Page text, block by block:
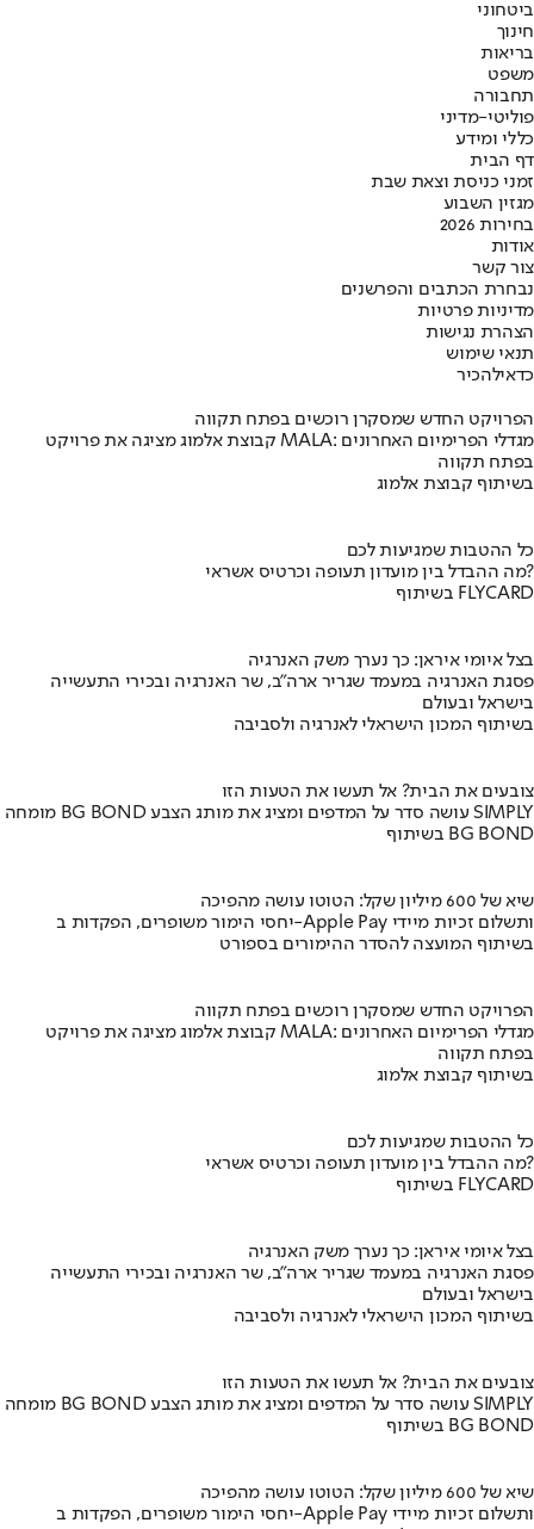
ביטחוני
חינוך
בריאות
משפט
תחבורה
פוליטי-מדיני
כללי ומידע
דף הבית
זמני כניסת וצאת שבת
מגזין השבוע
בחירות 2026
אודות
צור קשר
נבחרת הכתבים והפרשנים
מדיניות פרטיות
הצהרת נגישות
תנאי שימוש
כדאילהכיר
הפרויקט החדש שמסקרן רוכשים בפתח תקווה
קבוצת אלמוג מציגה את פרויקט MALA: מגדלי הפרימיום האחרונים
בפתח תקווה
בשיתוף קבוצת אלמוג
כל ההטבות שמגיעות לכם
מה ההבדל בין מועדון תעופה וכרטיס אשראי?
בשיתוף FLYCARD
בצל איומי איראן: כך נערך משק האנרגיה
פסגת האנרגיה במעמד שגריר ארה"ב, שר האנרגיה ובכירי התעשייה
בישראל ובעולם
בשיתוף המכון הישראלי לאנרגיה ולסביבה
צובעים את הבית? אל תעשו את הטעות הזו
מומחה BG BOND עושה סדר על המדפים ומציג את מותג הצבע SIMPLY
בשיתוף BG BOND
שיא של 600 מיליון שקל: הטוטו עושה מהפיכה
יחסי הימור משופרים, הפקדות ב-Apple Pay ותשלום זכיות מיידי
בשיתוף המועצה להסדר ההימורים בספורט
הפרויקט החדש שמסקרן רוכשים בפתח תקווה
קבוצת אלמוג מציגה את פרויקט MALA: מגדלי הפרימיום האחרונים
בפתח תקווה
בשיתוף קבוצת אלמוג
כל ההטבות שמגיעות לכם
מה ההבדל בין מועדון תעופה וכרטיס אשראי?
בשיתוף FLYCARD
בצל איומי איראן: כך נערך משק האנרגיה
פסגת האנרגיה במעמד שגריר ארה"ב, שר האנרגיה ובכירי התעשייה
בישראל ובעולם
בשיתוף המכון הישראלי לאנרגיה ולסביבה
צובעים את הבית? אל תעשו את הטעות הזו
מומחה BG BOND עושה סדר על המדפים ומציג את מותג הצבע SIMPLY
בשיתוף BG BOND
שיא של 600 מיליון שקל: הטוטו עושה מהפיכה
יחסי הימור משופרים, הפקדות ב-Apple Pay ותשלום זכיות מיידי